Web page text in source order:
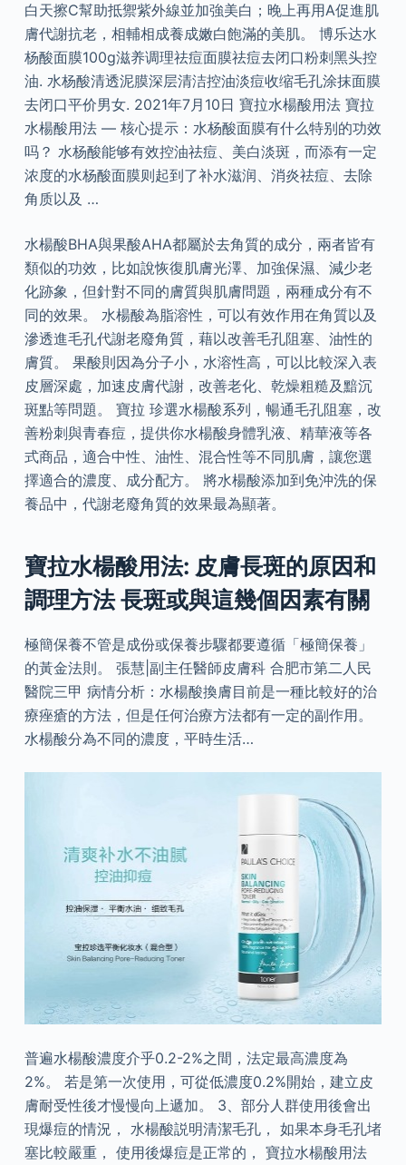
白天擦C幫助抵禦紫外線並加強美白；晚上再用A促進肌
膚代謝抗老，相輔相成養成嫩白飽滿的美肌。 博乐达水
杨酸面膜100g滋养调理祛痘面膜祛痘去闭口粉刺黑头控
油. 水杨酸清透泥膜深层清洁控油淡痘收缩毛孔涂抹面膜
去闭口平价男女. 2021年7月10日 寶拉水楊酸用法 寶拉
水楊酸用法 — 核心提示：水杨酸面膜有什么特别的功效
吗？ 水杨酸能够有效控油祛痘、美白淡斑，而添有一定
浓度的水杨酸面膜则起到了补水滋润、消炎祛痘、去除
角质以及 …
水楊酸BHA與果酸AHA都屬於去角質的成分，兩者皆有
類似的功效，比如說恢復肌膚光澤、加強保濕、減少老
化跡象，但針對不同的膚質與肌膚問題，兩種成分有不
同的效果。 水楊酸為脂溶性，可以有效作用在角質以及
滲透進毛孔代謝老廢角質，藉以改善毛孔阻塞、油性的
膚質。 果酸則因為分子小，水溶性高，可以比較深入表
皮層深處，加速皮膚代謝，改善老化、乾燥粗糙及黯沉
斑點等問題。 寶拉 珍選水楊酸系列，暢通毛孔阻塞，改
善粉刺與青春痘，提供你水楊酸身體乳液、精華液等各
式商品，適合中性、油性、混合性等不同肌膚，讓您選
擇適合的濃度、成分配方。 將水楊酸添加到免沖洗的保
養品中，代謝老廢角質的效果最為顯著。
寶拉水楊酸用法: 皮膚長斑的原因和
調理方法 長斑或與這幾個因素有關
極簡保養不管是成份或保養步驟都要遵循「極簡保養」
的黃金法則。 張慧|副主任醫師皮膚科 合肥市第二人民
醫院三甲 病情分析：水楊酸換膚目前是一種比較好的治
療痤瘡的方法，但是任何治療方法都有一定的副作用。
水楊酸分為不同的濃度，平時生活…
普遍水楊酸濃度介乎0.2-2%之間，法定最高濃度為
2%。 若是第一次使用，可從低濃度0.2%開始，建立皮
膚耐受性後才慢慢向上遞加。 3、部分人群使用後會出
現爆痘的情況， 水楊酸説明清潔毛孔， 如果本身毛孔堵
塞比較嚴重， 使用後爆痘是正常的， 寶拉水楊酸用法